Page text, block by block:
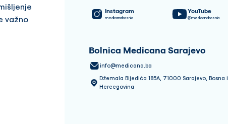
važno
Instagram
medicanabosnia
YouTube
@medicanabosnia
Bolnica Medicana Sarajevo
info@medicana.ba
Džemala Bijedića 185A, 71000 Sarajevo, Bosna i
Hercegovina